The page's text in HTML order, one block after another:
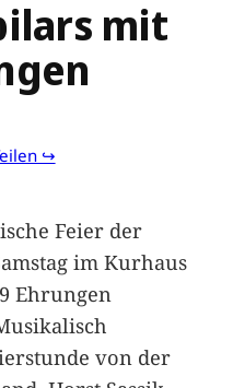
mit
↪
Feier der
im Kurhaus
Ehrungen
von der